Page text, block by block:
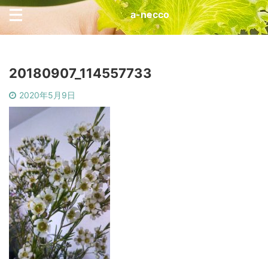
a-necco
20180907_114557733
2020年5月9日